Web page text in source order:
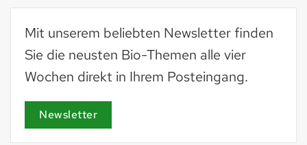
Mit unserem beliebten Newsletter finden
Sie die neusten Bio-Themen alle vier
Wochen direkt in Ihrem Posteingang.
Newsletter